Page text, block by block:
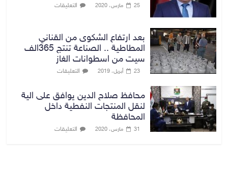
25 مارس، 2020 التعليقات
بعد ارتفاع الشكوى من القناني
المطاطية .. الصناعة تنتج 365الف
سيت من اسطوانات الغاز
23 أبريل، 2019 التعليقات
محافظ صلاح الدين يوافق على الية
لنقل المنتجات النفطية داخل
المحافظة
31 مارس، 2020 التعليقات